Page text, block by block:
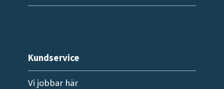
Kundservice
Vi jobbar här